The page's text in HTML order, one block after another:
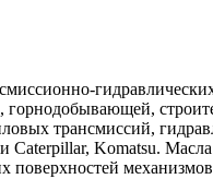
горнодобывающей,
трансмиссий,
Caterpillar, Komatsu.
поверхностей